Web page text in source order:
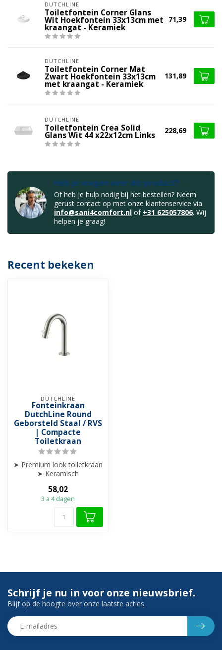
DUTCHLINE
Toiletfontein Corner Glans
Wit Hoekfontein 33x13cm met
kraangat - Keramiek
71,39
DUTCHLINE
Toiletfontein Corner Mat
Zwart Hoekfontein 33x13cm
met kraangat - Keramiek
131,89
DUTCHLINE
Toiletfontein Crea Solid
Glans Wit 44 x22x12cm Links 228,69
Heb je vragen over dit product?
Of heb je hulp nodig bij het bestellen? Neem
gerust contact op met onze klantenservice via
info@sani4comfort.nl of +31 625057806. Wij
helpen je graag!
Recent bekeken
DUTCHLINE
Fonteinkraan
DutchLine Round
Geborsteld Staal / RVS
| Compacte
Toiletkraan
➤ Premium look toiletkraan
➤ Keramisch
& lekvrij
➤ ...
58,02
3 a 4 dagen
Schrijf je nu in voor onze nieuwsbrief.
Blijf op de hoogte over onze laatste acties